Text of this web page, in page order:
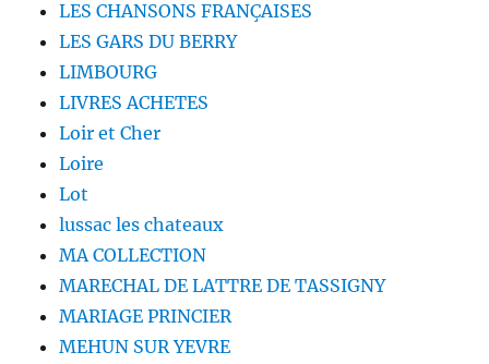
LES CHANSONS FRANÇAISES
LES GARS DU BERRY
LIMBOURG
LIVRES ACHETES
Loir et Cher
Loire
Lot
lussac les chateaux
MA COLLECTION
MARECHAL DE LATTRE DE TASSIGNY
MARIAGE PRINCIER
MEHUN SUR YEVRE